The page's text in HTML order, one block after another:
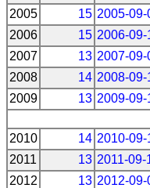
2005
15 2005-09-
2006
15 2006-09-
2007
13 2007-09-
2008
14 2008-09-
2009
13 2009-09-
2010 14 2010-09-
2011
13 2011-09-
2012
13 2012-09-